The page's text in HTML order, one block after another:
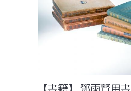
【書籍】 鄧雨賢用書